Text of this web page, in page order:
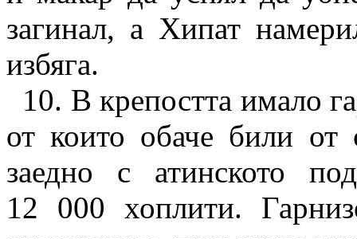
загинал, а Хипат
избяга.
10. В крепостта имало
от които обаче били от
заедно с атинското
12 000 хоплити.